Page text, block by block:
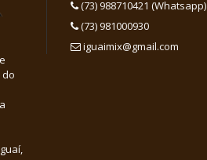
do
(73) 988710421 (Whatsapp)
(73) 981000930
iguaimix@gmail.com